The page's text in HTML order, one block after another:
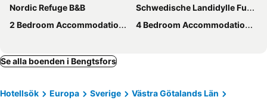
Nordic Refuge B&B
Schwedische Landidylle Fur Die Ganze Familie
2 Bedroom Accommodation In DalslÅnged
4 Bedroom Accommodation In ÅmÅl
Se alla boenden i Bengtsfors
Hotellsök Europa Sverige
Västra Götalands Län